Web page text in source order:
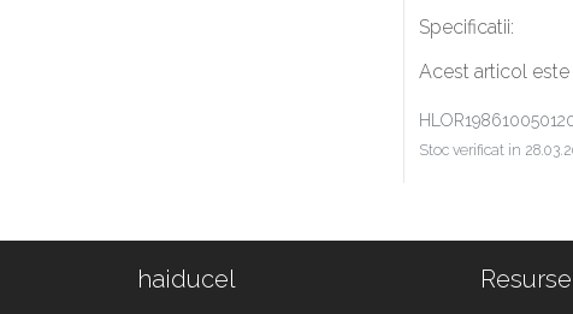
Specificatii:
Acest articol
Stoc verificat in
haiducel Resurse